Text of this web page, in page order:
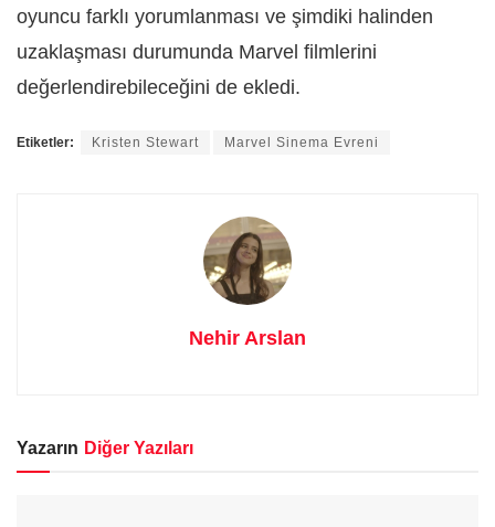
oyuncu farklı yorumlanması ve şimdiki halinden
uzaklaşması durumunda Marvel filmlerini
değerlendirebileceğini de ekledi.
Etiketler: Kristen Stewart Marvel Sinema Evreni
Nehir Arslan
Yazarın Diğer Yazıları